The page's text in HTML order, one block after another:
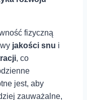
fizyczną
jakości snu i ⁣
, co
jest,⁣ aby
zauważalne,